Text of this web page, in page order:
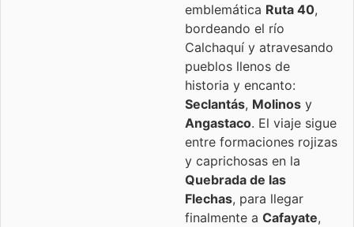
emblemática Ruta 40,
bordeando el río
Calchaquí y atravesando
pueblos llenos de
historia y encanto:
Seclantás, Molinos y
Angastaco. El viaje sigue
entre formaciones rojizas
y caprichosas en la
Quebrada de las
Flechas, para llegar
finalmente a Cafayate,